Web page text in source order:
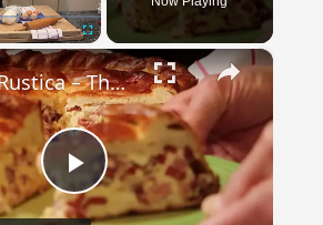
Fullscreen ×
Play
Pizza Rustica – The Ultimate Italian Easter Pie!